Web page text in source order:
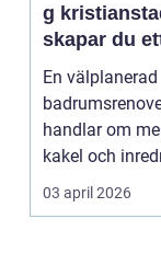
g kristianstad
skapar du
funktionellt
hållbart
En välplanerad
handlar om
kakel och
För många
runt Krist...
03 april 2026